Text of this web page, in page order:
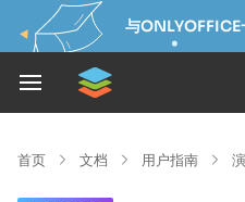
与ONLYOFFICE
首页 文档 用户指南